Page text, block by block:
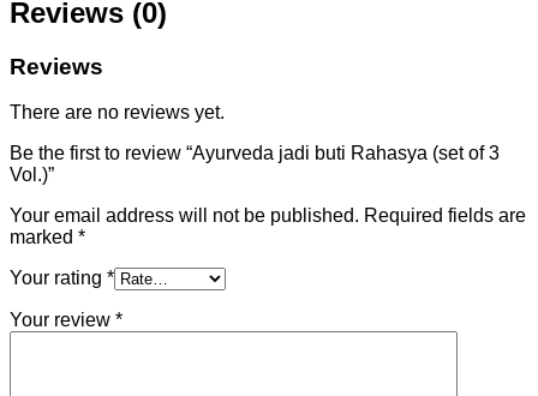
Reviews (0)
Reviews
There are no reviews yet.
Be the first to review “Ayurveda jadi buti Rahasya (set of 3
Vol.)”
Your email address will not be published. Required fields are
marked *
Your rating *
Your review *